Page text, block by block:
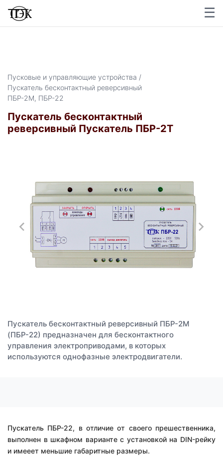
☰
×
Пусковые и управляющие устройства /
Пускатель бесконтактный реверсивный
ПБР-2М, ПБР-22
Пускатель бесконтактный
реверсивный Пускатель ПБР-2Т
Пускатель бесконтактный реверсивный ПБР-2М
(ПБР-22) предназначен для бесконтактного
управления электроприводами, в которых
используются однофазные электродвигатели.
Пускатель ПБР-22, в отличие от своего прешественника,
выполнен в шкафном варианте с установкой на DIN-рейку
и имееет меньшие габаритные размеры.